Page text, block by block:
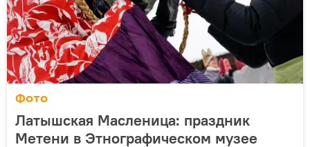
Фото
Латышская Масленица: праздник
Метени в Этнографическом музее